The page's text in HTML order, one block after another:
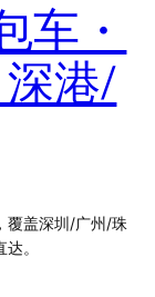
车・
港/
覆盖深圳/广州/珠
。